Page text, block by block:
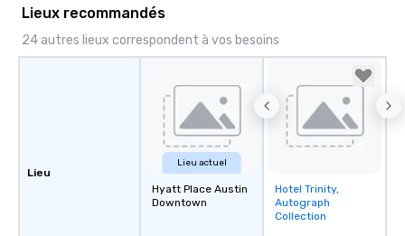
Lieux recommandés
24 autres lieux correspondent à vos besoins
Lieu
Lieu actuel
Hyatt Place Austin
Downtown
Removed from
favorites
Hotel Trinity,
Autograph
Collection